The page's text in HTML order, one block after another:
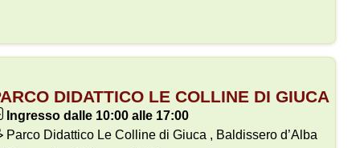
DIDATTICO LE COLLINE DI GIUCA
Ingresso dalle 10:00 alle 17:00
Parco Didattico Le Colline di Giuca , Baldissero d’Alba